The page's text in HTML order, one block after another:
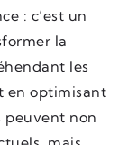
: c’est un
la
les
en optimisant
peuvent non